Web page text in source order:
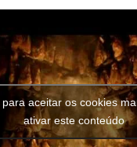
para aceitar os cookies
ativar este conteúdo